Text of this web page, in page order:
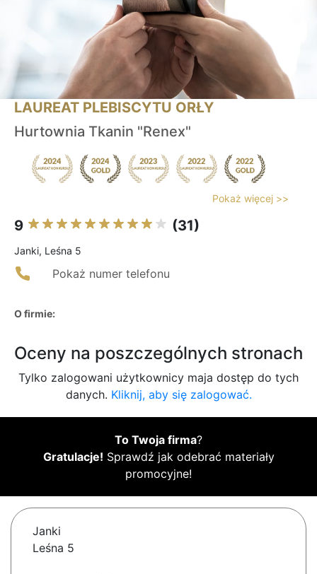
LAUREAT PLEBISCYTU ORŁY
Hurtownia Tkanin "Renex"
Pokaż więcej >>
9 (31)
Janki, Leśna 5
Pokaż numer telefonu
O firmie:
Oceny na poszczególnych stronach
Tylko zalogowani użytkownicy maja dostęp do tych
danych. Kliknij, aby się zalogować.
To Twoja firma?
Gratulacje! Sprawdź jak odebrać materiały
promocyjne!
Janki
Leśna 5